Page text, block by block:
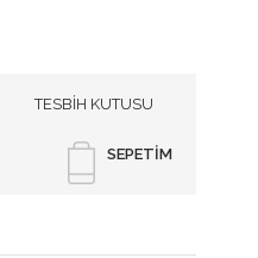
SEPETIM
TESBİH KUTUSU